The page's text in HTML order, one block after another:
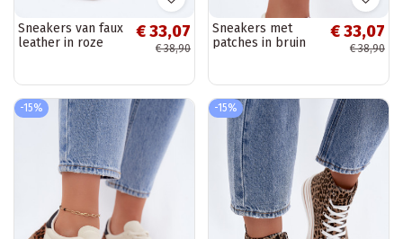
Sneakers van faux
leather in roze
€ 33,07
€ 38,90
Sneakers met
patches in bruin
€ 33,07
€ 38,90
-15% -15%